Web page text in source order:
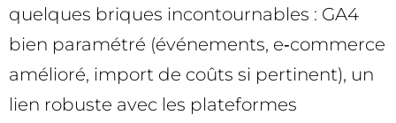
quelques briques incontournables : GA4
bien paramétré (événements, e‑commerce
amélioré, import de coûts si pertinent), un
lien robuste avec les plateformes